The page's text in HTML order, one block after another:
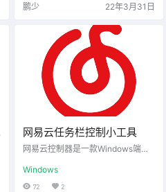
鹏少 22年3月31日
网易云任务栏控制小工具
网易云控制器是一款Windows端美
网易云客户端播放、上一首、下一
首和歌词显示操作。
Windows
72 2